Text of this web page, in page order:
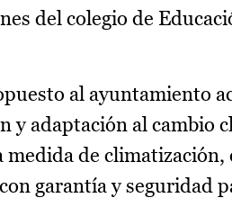
del colegio de
al ayuntamiento
y adaptación al cambio
de climatización,
garantía y seguridad